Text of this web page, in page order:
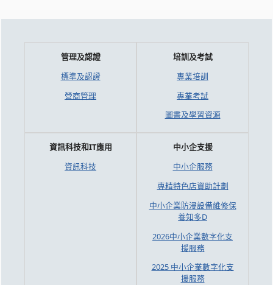
管理及認證
標準及認證
營商管理
培訓及考試
專業培訓
專業考試
圖書及學習資源
資訊科技和IT應用
資訊科技
中小企支援
中小企服務
專精特色店資助計劃
中小企業防浸設備維修保
養知多D
2026中小企業數字化支
援服務
2025 中小企業數字化支
援服務